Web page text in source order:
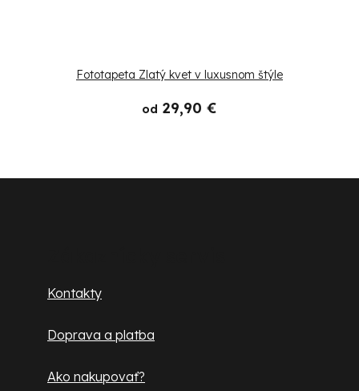
Fototapeta Zlatý kvet v luxusnom štýle
od 29,90 €
Kontakty
Doprava a platba
Ako nakupovať?